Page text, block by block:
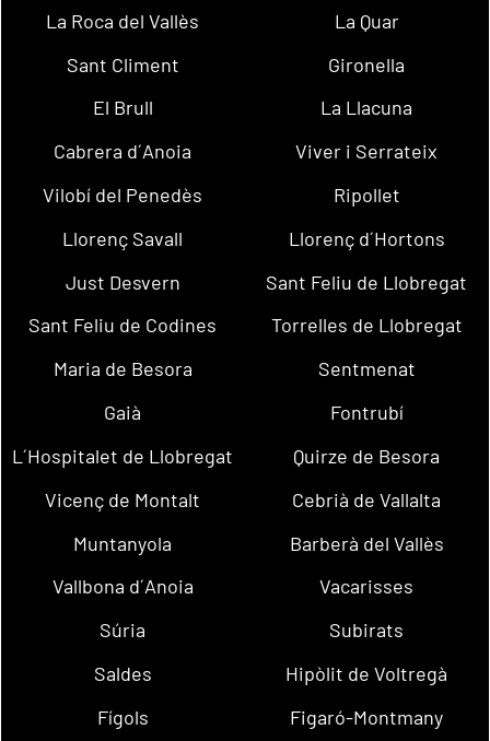
La Roca del Vallès
La Quar
Sant Climent
Gironella
El Brull
La Llacuna
Cabrera d´Anoia
Viver i Serrateix
Vilobí del Penedès
Ripollet
Llorenç Savall
Llorenç d´Hortons
Just Desvern
Sant Feliu de Llobregat
Sant Feliu de Codines
Torrelles de Llobregat
Maria de Besora
Sentmenat
Gaià
Fontrubí
L´Hospitalet de Llobregat
Quirze de Besora
Vicenç de Montalt
Cebrià de Vallalta
Muntanyola
Barberà del Vallès
Vallbona d´Anoia
Vacarisses
Súria
Subirats
Saldes
Hipòlit de Voltregà
Fígols
Figaró-Montmany